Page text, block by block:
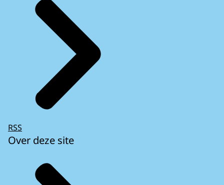
RSS
Over deze site